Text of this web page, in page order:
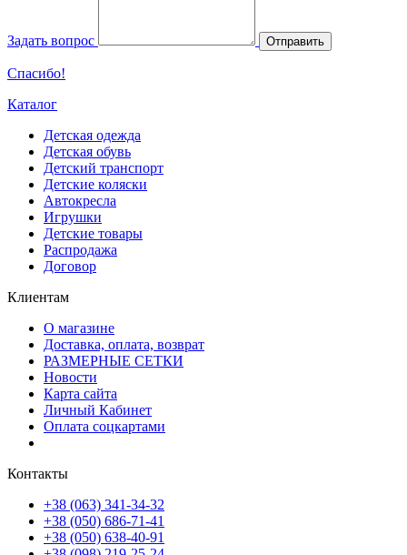
Задать вопрос Отправить
Спасибо!
Каталог
Детская одежда
Детская обувь
Детский транспорт
Детские коляски
Автокресла
Игрушки
Детские товары
Распродажа
Договор
Клиентам
О магазине
Доставка, оплата, возврат
РАЗМЕРНЫЕ СЕТКИ
Новости
Карта сайта
Личный Кабинет
Оплата соцкартами
Контакты
+38 (063) 341-34-32
+38 (050) 686-71-41
+38 (050) 638-40-91